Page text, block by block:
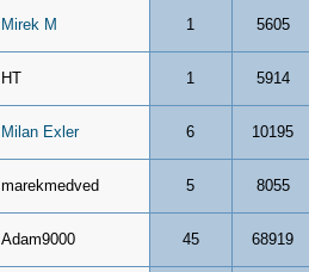
Mirek M 1 5605
HT 1 5914
Milan Exler 6 10195
marekmedved 5 8055
Adam9000 45 68919